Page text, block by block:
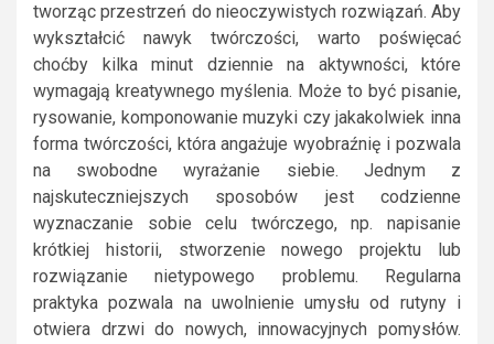
tworząc przestrzeń do nieoczywistych rozwiązań. Aby
wykształcić nawyk twórczości, warto poświęcać
choćby kilka minut dziennie na aktywności, które
wymagają kreatywnego myślenia. Może to być pisanie,
rysowanie, komponowanie muzyki czy jakakolwiek inna
forma twórczości, która angażuje wyobraźnię i pozwala
na swobodne wyrażanie siebie. Jednym z
najskuteczniejszych sposobów jest codzienne
wyznaczanie sobie celu twórczego, np. napisanie
krótkiej historii, stworzenie nowego projektu lub
rozwiązanie nietypowego problemu. Regularna
praktyka pozwala na uwolnienie umysłu od rutyny i
otwiera drzwi do nowych, innowacyjnych pomysłów.